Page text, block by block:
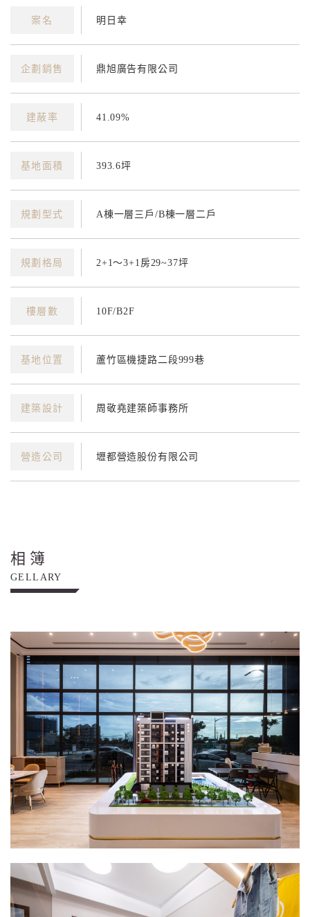
案名 明日幸
企劃銷售 鼎旭廣告有限公司
建蔽率 41.09%
基地面積 393.6坪
規劃型式 A棟一層三戶/B棟一層二戶
規劃格局 2+1～3+1房29~37坪
樓層數 10F/B2F
基地位置 蘆竹區機捷路二段999巷
建築設計 周敬堯建築師事務所
營造公司 壢都營造股份有限公司
相簿
GELLARY